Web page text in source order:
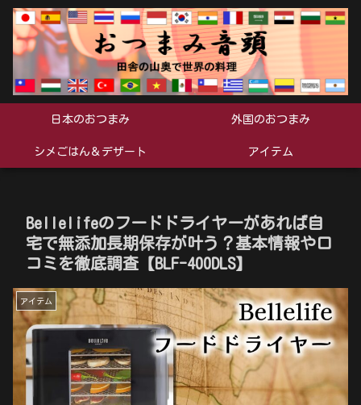
日本のおつまみ 外国のおつまみ
シメごはん＆デザート アイテム
Bellelifeのフードドライヤーがあれば自
宅で無添加長期保存が叶う？基本情報や口
コミを徹底調査【BLF-400DLS】
アイテム